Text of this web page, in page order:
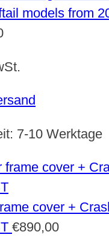
models from
7-10 Werktage
cover +
€890,00